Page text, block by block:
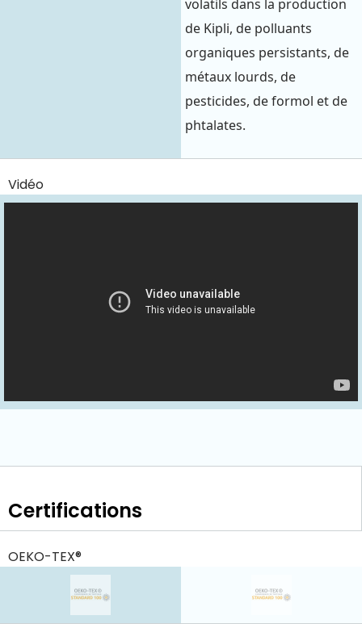
volatils dans la production
de Kipli, de polluants
organiques persistants, de
métaux lourds, de
pesticides, de formol et de
phtalates.
Vidéo
Certifications
OEKO-TEX®